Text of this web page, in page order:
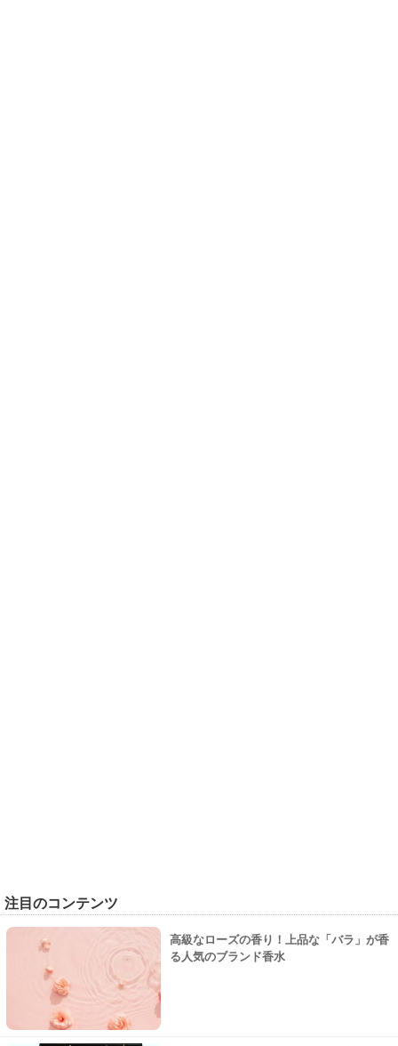
注目のコンテンツ
高級なローズの香り！上品な「バラ」が香
る人気のブランド香水